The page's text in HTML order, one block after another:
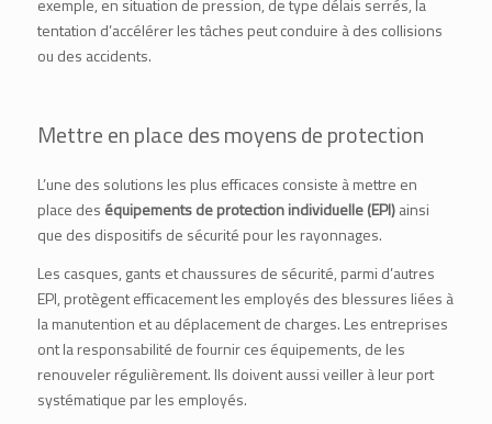
exemple, en situation de pression, de type délais serrés, la
tentation d’accélérer les tâches peut conduire à des collisions
ou des accidents.
Mettre en place des moyens de protection
L’une des solutions les plus efficaces consiste à mettre en
place des équipements de protection individuelle (EPI)ainsi
que des dispositifs de sécurité pour les rayonnages.
Les casques, gants et chaussures de sécurité, parmi d’autres
EPI, protègent efficacement les employés des blessures liées à
la manutention et au déplacement de charges. Les entreprises
ont la responsabilité de fournir ces équipements, de les
renouveler régulièrement. Ils doivent aussi veiller à leur port
systématique par les employés.